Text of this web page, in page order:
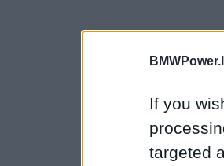
If you
targeted